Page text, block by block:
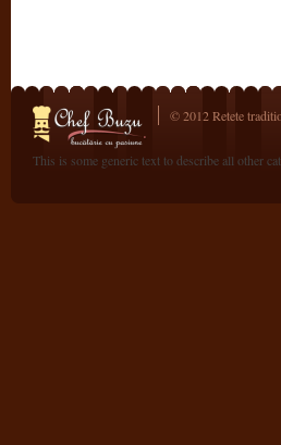
© 2012 Retete
This is some generic text to describe all other